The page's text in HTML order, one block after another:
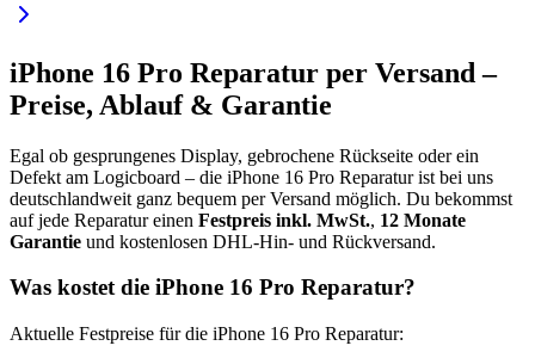
iPhone 16 Pro Reparatur per Versand –
Preise, Ablauf & Garantie
Egal ob gesprungenes Display, gebrochene Rückseite oder ein
Defekt am Logicboard – die iPhone 16 Pro Reparatur ist bei uns
deutschlandweit ganz bequem per Versand möglich. Du bekommst
auf jede Reparatur einen Festpreis inkl. MwSt., 12 Monate
Garantie und kostenlosen DHL-Hin- und Rückversand.
Was kostet die iPhone 16 Pro Reparatur?
Aktuelle Festpreise für die iPhone 16 Pro Reparatur: